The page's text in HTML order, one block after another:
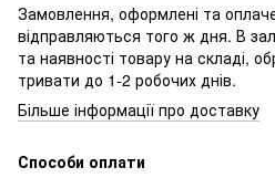
Замовлення, оформлені та
відправляються того ж дня. В
та наявності товару на складі,
тривати до 1-2 робочих днів.
Більше інформації про доставку
Способи оплати